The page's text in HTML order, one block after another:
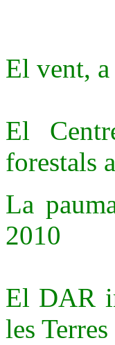
El vent,
El
forestals
La
2010
El DAR
les